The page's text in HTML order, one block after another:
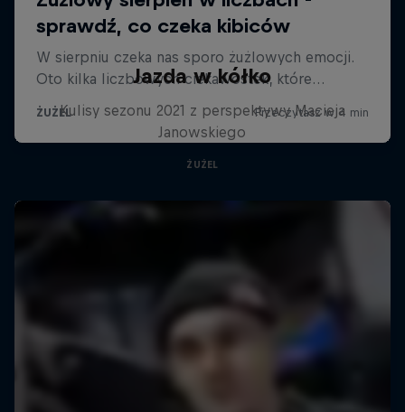
Jazda w kółko
Kulisy sezonu 2021 z perspektywy Macieja
Janowskiego
ŻUŻEL